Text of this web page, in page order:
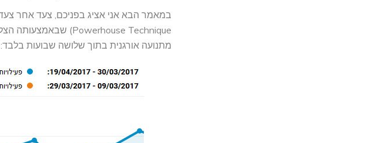
מתנועה אורגנית בתוך שלושה שבועות בלבד: